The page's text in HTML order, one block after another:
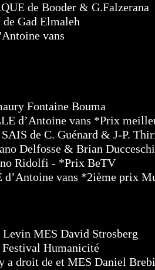
de Booder & G.Falzerana
Gad Elmaleh
vans
Fontaine Bouma
d’Antoine vans *Prix
de C. Guénard & J-P.
Delfosse & Brian
Ridolfi - *Prix BeTV
d’Antoine vans *2ième prix
MES David Strosberg
Humanicité
droit de et MES Daniel